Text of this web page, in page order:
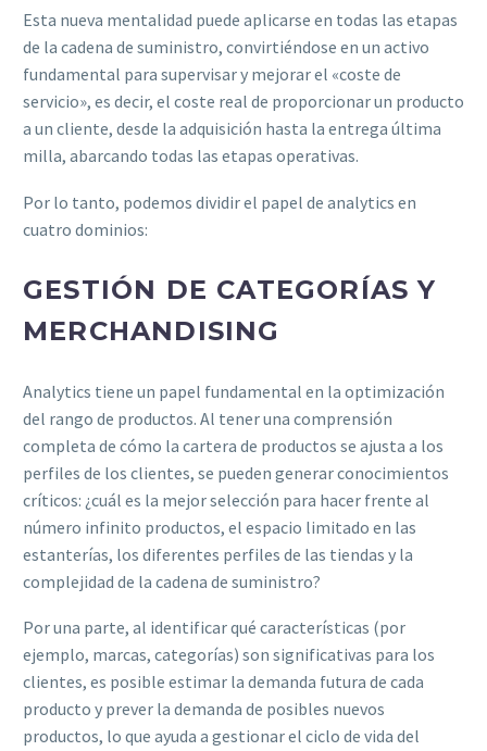
Esta nueva mentalidad puede aplicarse en todas las etapas
de la cadena de suministro, convirtiéndose en un activo
fundamental para supervisar y mejorar el «coste de
servicio», es decir, el coste real de proporcionar un producto
a un cliente, desde la adquisición hasta la entrega última
milla, abarcando todas las etapas operativas.
Por lo tanto, podemos dividir el papel de analytics en
cuatro dominios:
GESTIÓN DE CATEGORÍAS Y
MERCHANDISING
Analytics tiene un papel fundamental en la optimización
del rango de productos. Al tener una comprensión
completa de cómo la cartera de productos se ajusta a los
perfiles de los clientes, se pueden generar conocimientos
críticos: ¿cuál es la mejor selección para hacer frente al
número infinito productos, el espacio limitado en las
estanterías, los diferentes perfiles de las tiendas y la
complejidad de la cadena de suministro?
Por una parte, al identificar qué características (por
ejemplo, marcas, categorías) son significativas para los
clientes, es posible estimar la demanda futura de cada
producto y prever la demanda de posibles nuevos
productos, lo que ayuda a gestionar el ciclo de vida del